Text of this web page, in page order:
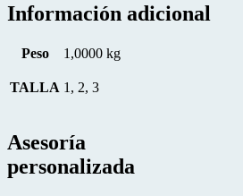
Información adicional
Peso 1,0000 kg
TALLA 1, 2, 3
Asesoría
personalizada